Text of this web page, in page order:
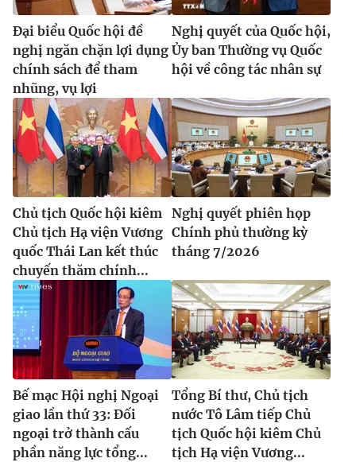
Đại biểu Quốc hội đề
nghị ngăn chặn lợi dụng
chính sách để tham
nhũng, vụ lợi
Nghị quyết của Quốc hội,
Ủy ban Thường vụ Quốc
hội về công tác nhân sự
Chủ tịch Quốc hội kiêm
Chủ tịch Hạ viện Vương
quốc Thái Lan kết thúc
chuyến thăm chính...
Nghị quyết phiên họp
Chính phủ thường kỳ
tháng 7/2026
Bế mạc Hội nghị Ngoại
giao lần thứ 33: Đối
ngoại trở thành cấu
phần năng lực tổng...
Tổng Bí thư, Chủ tịch
nước Tô Lâm tiếp Chủ
tịch Quốc hội kiêm Chủ
tịch Hạ viện Vương...